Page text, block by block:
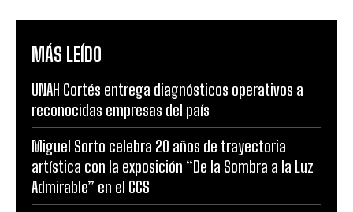
MÁS LEÍDO
UNAH Cortés entrega diagnósticos operativos a
reconocidas empresas del país
Miguel Sorto celebra 20 años de trayectoria
artística con la exposición “De la Sombra a la Luz
Admirable” en el CCS